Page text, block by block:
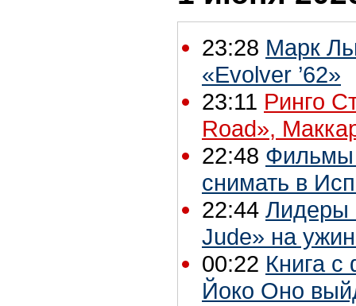
23:28 Марк
«Evolver ’62»
23:11 Ринго
Road»,
22:48 Фильмы
снимать в
22:44 Лидеры
Jude» на
00:22 Книга
Йоко Оно